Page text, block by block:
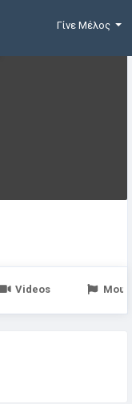
Γίνε Μέλος
Videos Μου